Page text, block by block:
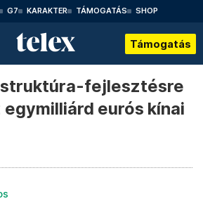
G7 KARAKTER TÁMOGATÁS SHOP
Támogatás
fejlesztésre
eurós kínai